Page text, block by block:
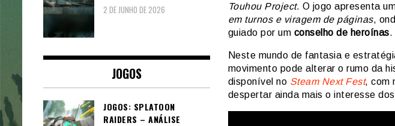
Touhou Project. O jogo apresenta
em turnos e viragem de páginas,
guiado por um conselho de heroínas.
Neste mundo de fantasia e
movimento pode alterar o rumo da
disponível no Steam Next Fest, com
despertar ainda mais o interesse
2 DE JUNHO DE 2026
JOGOS
JOGOS: SPLATOON
RAIDERS – ANÁLISE